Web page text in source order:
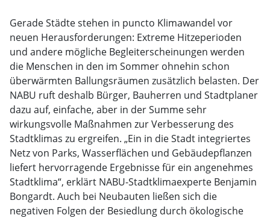
Gerade Städte stehen in puncto Klimawandel vor
neuen Herausforderungen: Extreme Hitzeperioden
und andere mögliche Begleiterscheinungen werden
die Menschen in den im Sommer ohnehin schon
überwärmten Ballungsräumen zusätzlich belasten. Der
NABU ruft deshalb Bürger, Bauherren und Stadtplaner
dazu auf, einfache, aber in der Summe sehr
wirkungsvolle Maßnahmen zur Verbesserung des
Stadtklimas zu ergreifen. „Ein in die Stadt integriertes
Netz von Parks, Wasserflächen und Gebäudepflanzen
liefert hervorragende Ergebnisse für ein angenehmes
Stadtklima“, erklärt NABU-Stadtklimaexperte Benjamin
Bongardt. Auch bei Neubauten ließen sich die
negativen Folgen der Besiedlung durch ökologische